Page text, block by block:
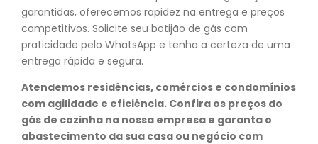
garantidas, oferecemos rapidez na entrega e preços
competitivos. Solicite seu botijão de gás com
praticidade pelo WhatsApp e tenha a certeza de uma
entrega rápida e segura.
Atendemos residências, comércios e condomínios
com agilidade e eficiência. Confira os preços do
gás de cozinha na nossa empresa e garanta o
abastecimento da sua casa ou negócio com